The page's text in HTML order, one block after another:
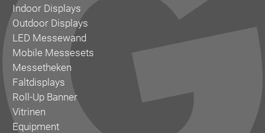
Indoor Displays
Outdoor Displays
LED Messewand
Mobile Messesets
Messetheken
Faltdisplays
Roll-Up Banner
Vitrinen
Equipment